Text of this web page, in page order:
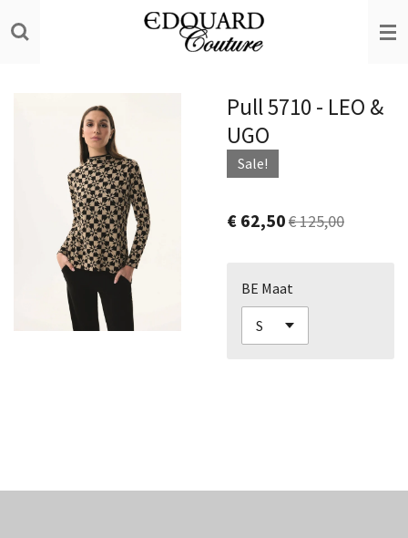
direct
hoofdinhoud
Pull 5710 - LEO &
UGO
Sale!
€ 62,50€ 125,00
BE Maat